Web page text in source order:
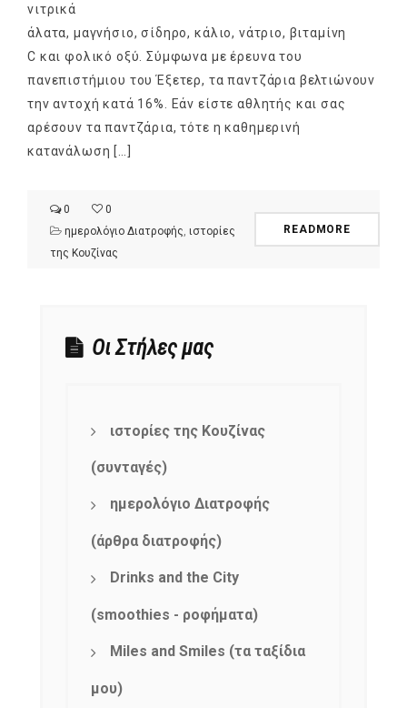
νιτρικά
άλατα, μαγνήσιο, σίδηρο, κάλιο, νάτριο, βιταμίνη
C και φολικό οξύ. Σύμφωνα με έρευνα του
πανεπιστήμιου του Έξετερ, τα παντζάρια βελτιώνουν
την αντοχή κατά 16%. Εάν είστε αθλητής και σας
αρέσουν τα παντζάρια, τότε η καθημερινή
κατανάλωση […]
0
0
ημερολόγιο Διατροφής ιστορίες
της Κουζίνας
READMORE
Οι Στήλες μας
ιστορίες της Κουζίνας
(συνταγές)
ημερολόγιο Διατροφής
(άρθρα διατροφής)
Drinks and the City
(smoothies - ροφήματα)
Miles and Smiles (τα ταξίδια
μου)